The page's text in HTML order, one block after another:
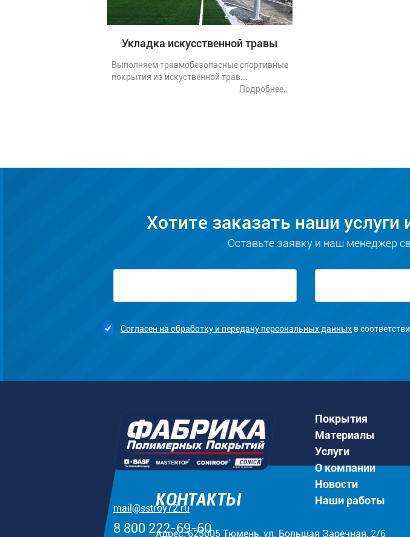
Укладка искусственной травы
Выполняем травмобезопасные спортивные
покрытия из искуственной трав...
Подробнее..
Хотите заказать наши
Оставьте заявку и наш менеджер
Согласен на обработку и передачу персональных данных в
КОНТАКТЫ
Адрес: 625005 Тюмень, ул. Большая Заречная, 2/6
mail@sstroy72.ru
8 800 222-69-60
Покрытия
Материалы
Услуги
О компании
Новости
Наши работы